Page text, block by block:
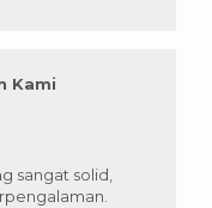
Kami
sangat solid,